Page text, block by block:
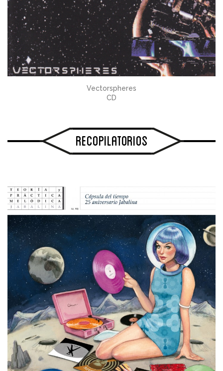
Vectorspheres
CD
Recopilatorios